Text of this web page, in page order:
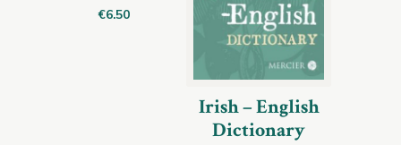
€6.50
Irish – English
Dictionary